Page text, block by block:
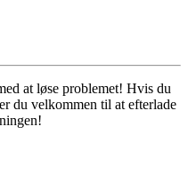
at løse problemet! Hvis du
du velkommen til at efterlade